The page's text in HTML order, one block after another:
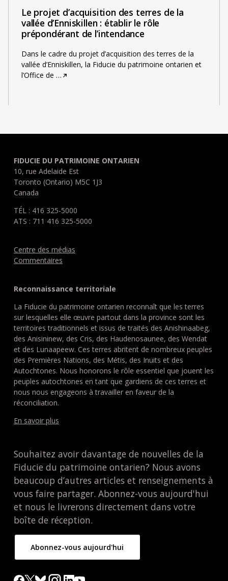
Le projet d’acquisition des terres de la
vallée d’Enniskillen : établir le rôle
prépondérant de l’intendance
Dans le cadre du projet d’acquisition des terres de la
vallée d’Enniskillen, la Fiducie du patrimoine ontarien et
l’Office de …
FIDUCIE DU PATRIMOINE ONTARIEN
10, rue Adelaide Est
Toronto (Ontario) M5C 1J3
Canada
TÉL : 416 325-5000
ATS : 711 416 325-5000
Centre des médias
Commentaires
Reconnaissance territoriale
La Fiducie du patrimoine ontarien reconnaît que les terres
sur lesquelles elle œuvre partout dans la province sont les
territoires traditionnels et issus de traités des Anishinaabeg,
des Anisininew, des Cris, des Haudenosaunee, des Wendat
et des Lunaapeew. Ces terres abritent de nombreux peuples
des Premières Nations, des Métis, des Inuits et des
Autochtones. Nous honorons le rôle essentiel que jouent les
peuples autochtones en tant que gardiens de ces terres et
nous nous engageons à travailler en faveur de la
réconciliation.
En savoir plus
Souhaitez avoir davantage de nouvelles de la
Fiducie du patrimoine ontarien? Nous avons
beaucoup d’autres articles et renseignements à
vous faire partager. Abonnez-vous aujourd'hui
et nous le livrerons directement dans votre
boîte de réception.
Abonnez-vous aujourd'hui